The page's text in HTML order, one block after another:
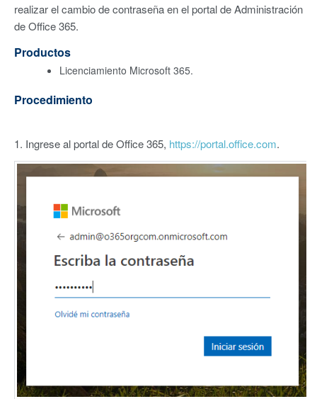
realizar el cambio de contraseña en el portal de Administración
de Office 365.
Productos
Licenciamiento Microsoft 365.
Procedimiento
1. Ingrese al portal de Office 365, https://portal.office.com.